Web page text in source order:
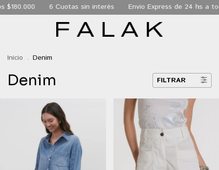
6 Cuotas sin interés Envio Express de 24 hs a todo CABA
Inicio . Denim
Denim FILTRAR